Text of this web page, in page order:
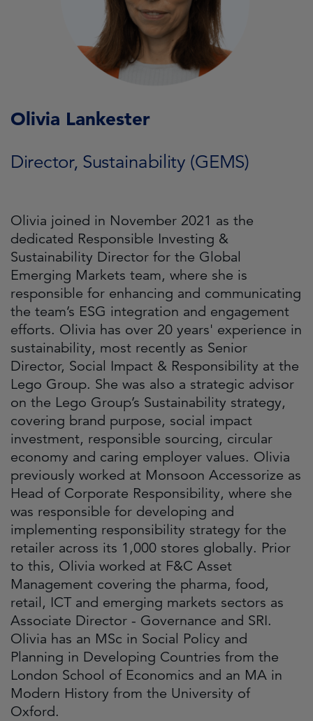
Olivia Lankester
Director, Sustainability (GEMS)
Olivia joined in November 2021 as the
dedicated Responsible Investing &
Sustainability Director for the Global
Emerging Markets team, where she is
responsible for enhancing and communicating
the team’s ESG integration and engagement
efforts. Olivia has over 20 years' experience in
sustainability, most recently as Senior
Director, Social Impact & Responsibility at the
Lego Group. She was also a strategic advisor
on the Lego Group’s Sustainability strategy,
covering brand purpose, social impact
investment, responsible sourcing, circular
economy and caring employer values. Olivia
previously worked at Monsoon Accessorize as
Head of Corporate Responsibility, where she
was responsible for developing and
implementing responsibility strategy for the
retailer across its 1,000 stores globally. Prior
to this, Olivia worked at F&C Asset
Management covering the pharma, food,
retail, ICT and emerging markets sectors as
Associate Director - Governance and SRI.
Olivia has an MSc in Social Policy and
Planning in Developing Countries from the
London School of Economics and an MA in
Modern History from the University of
Oxford.